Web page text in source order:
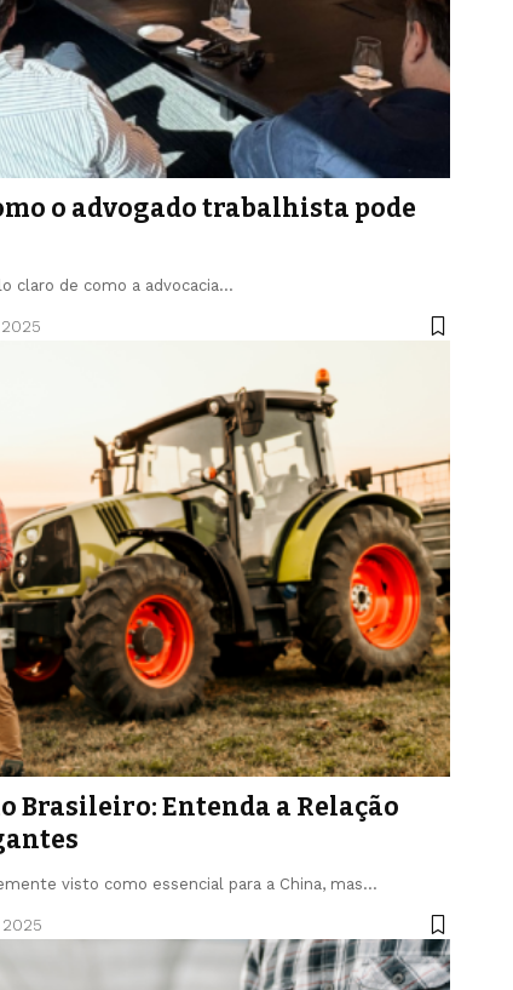
o advogado trabalhista pode
claro de como a advocacia…
Brasileiro: Entenda a Relação
visto como essencial para a China, mas…